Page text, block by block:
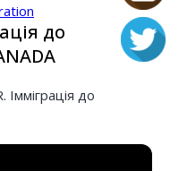
до
Імміграція до